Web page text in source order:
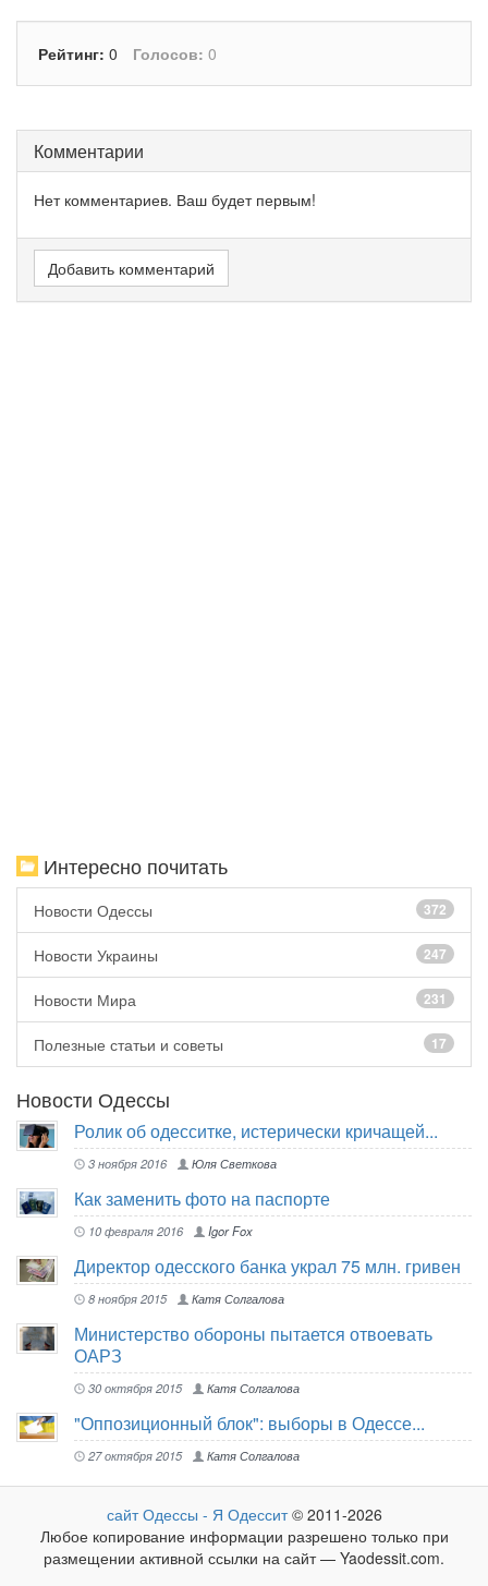
Рейтинг: 0 Голосов: 0
Комментарии
Нет комментариев. Ваш будет первым!
Добавить комментарий
Интересно почитать
Новости Одессы 372
Новости Украины 247
Новости Мира 231
Полезные статьи и советы 17
Новости Одессы
Ролик об одесситке, истерически кричащей...
3 ноября 2016 Юля Светкова
Как заменить фото на паспорте
10 февраля 2016 Igor Fox
Директор одесского банка украл 75 млн. гривен
8 ноября 2015 Катя Солгалова
Министерство обороны пытается отвоевать
ОАРЗ
30 октября 2015 Катя Солгалова
"Оппозиционный блок": выборы в Одессе...
27 октября 2015 Катя Солгалова
сайт Одессы - Я Одессит© 2011-2026
Любое копирование информации разрешено только при
размещении активной ссылки на сайт — Yaodessit.com.